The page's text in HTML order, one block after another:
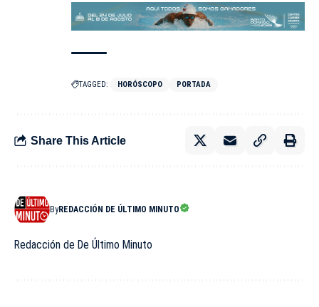
TAGGED: HORÓSCOPO PORTADA
Share This Article
ByREDACCIÓN DE ÚLTIMO MINUTO
Redacción de De Último Minuto